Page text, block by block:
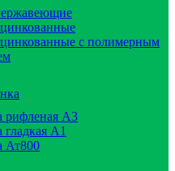
с полимерным
рифленая А3
А1
Ат800